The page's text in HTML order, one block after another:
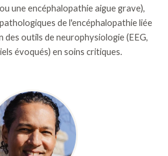
une encéphalopathie aigue grave),
de l'encéphalopathie liée
des outils de neurophysiologie (EEG,
évoqués) en soins critiques.